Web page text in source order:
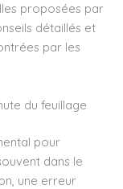
proposées par
détaillés et
par les
du feuillage
pour
dans le
une erreur